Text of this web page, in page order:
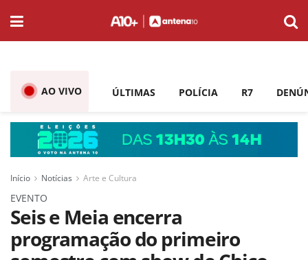
AO VIVO ÚLTIMAS POLÍCIA R7
Início Notícias Arte e Cultura
EVENTO
Seis e Meia encerra
programação do primeiro